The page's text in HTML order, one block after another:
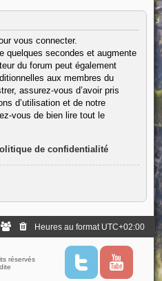
vous connecter.
quelques secondes et augmente
du forum peut également
aux membres du
assurez-vous d’avoir pris
d’utilisation et de notre
vous de bien lire tout le
de confidentialité
Heures au format UTC+02:00
réservés
T
Y